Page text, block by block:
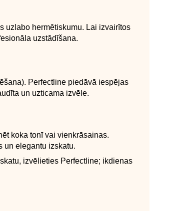
uzlabo hermētiskumu. Lai izvairītos
uzstādīšana.
Perfectline piedāvā iespējas
un uzticama izvēle.
koka tonī vai vienkrāsainas.
un elegantu izskatu.
izvēlieties Perfectline; ikdienas